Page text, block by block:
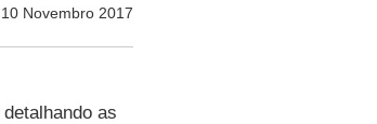
10 Novembro 2017
as